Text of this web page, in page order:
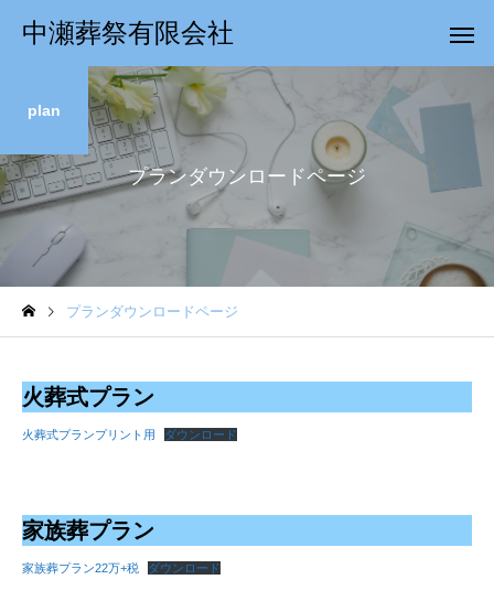
中瀬葬祭有限会社
プランダウンロードページ
plan
プランダウンロードページ
火葬式プラン
火葬式プランプリント用 ダウンロード
家族葬プラン
家族葬プラン22万+税 ダウンロード